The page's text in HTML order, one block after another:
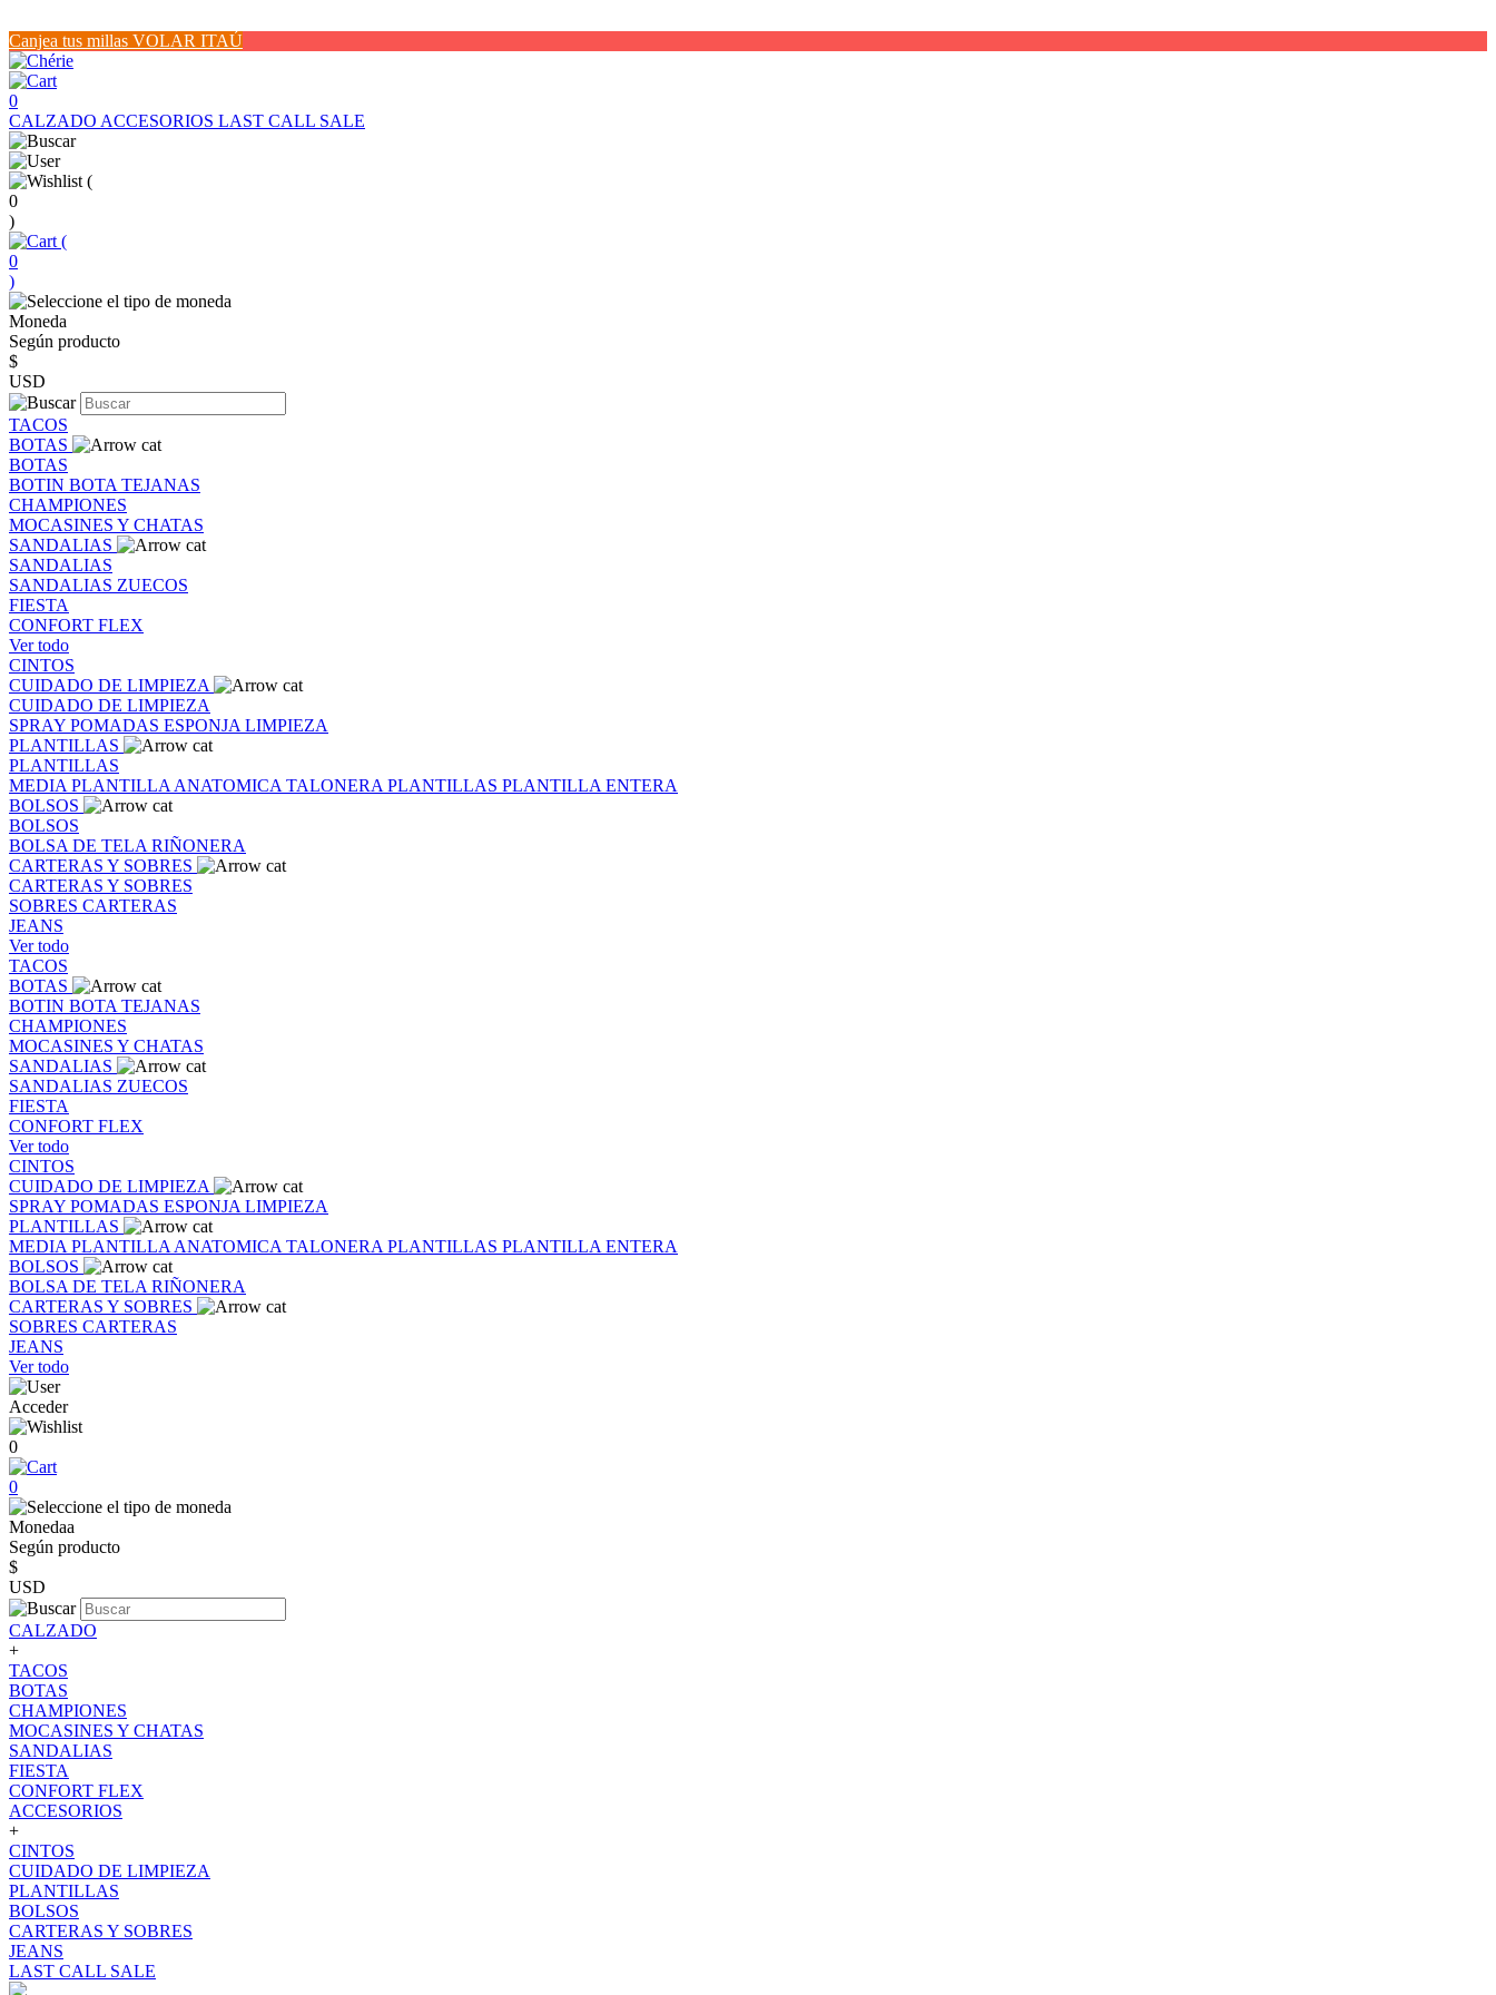
Canjea tus millas VOLAR ITAÚ
0
CALZADO ACCESORIOS LAST CALL SALE
(
0
)
(
0
)
Moneda
Según producto
$
USD
TACOS
BOTAS
BOTAS
BOTIN BOTA TEJANAS
CHAMPIONES
MOCASINES Y CHATAS
SANDALIAS
SANDALIAS
SANDALIAS ZUECOS
FIESTA
CONFORT FLEX
Ver todo
CINTOS
CUIDADO DE LIMPIEZA
CUIDADO DE LIMPIEZA
SPRAY POMADAS ESPONJA LIMPIEZA
PLANTILLAS
PLANTILLAS
MEDIA PLANTILLA ANATOMICA TALONERA PLANTILLAS PLANTILLA ENTERA
BOLSOS
BOLSOS
BOLSA DE TELA RIÑONERA
CARTERAS Y SOBRES
CARTERAS Y SOBRES
SOBRES CARTERAS
JEANS
Ver todo
TACOS
BOTAS
BOTIN BOTA TEJANAS
CHAMPIONES
MOCASINES Y CHATAS
SANDALIAS
SANDALIAS ZUECOS
FIESTA
CONFORT FLEX
Ver todo
CINTOS
CUIDADO DE LIMPIEZA
SPRAY POMADAS ESPONJA LIMPIEZA
PLANTILLAS
MEDIA PLANTILLA ANATOMICA TALONERA PLANTILLAS PLANTILLA ENTERA
BOLSOS
BOLSA DE TELA RIÑONERA
CARTERAS Y SOBRES
SOBRES CARTERAS
JEANS
Ver todo
Acceder
0
0
Monedaa
Según producto
$
USD
CALZADO
+
TACOS
BOTAS
CHAMPIONES
MOCASINES Y CHATAS
SANDALIAS
FIESTA
CONFORT FLEX
ACCESORIOS
+
CINTOS
CUIDADO DE LIMPIEZA
PLANTILLAS
BOLSOS
CARTERAS Y SOBRES
JEANS
LAST CALL SALE